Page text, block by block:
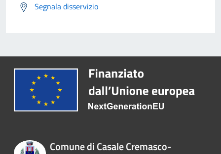
Segnala disservizio
Comune di Casale Cremasco-